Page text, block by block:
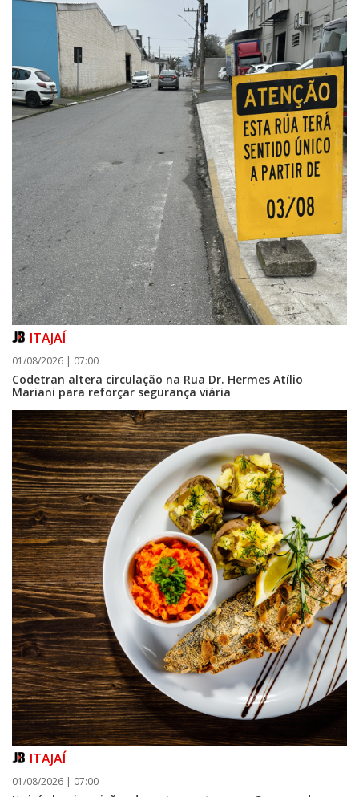
ITAJAÍ
01/08/2026 | 07:00
Codetran altera circulação na Rua Dr. Hermes Atílio
Mariani para reforçar segurança viária
ITAJAÍ
01/08/2026 | 07:00